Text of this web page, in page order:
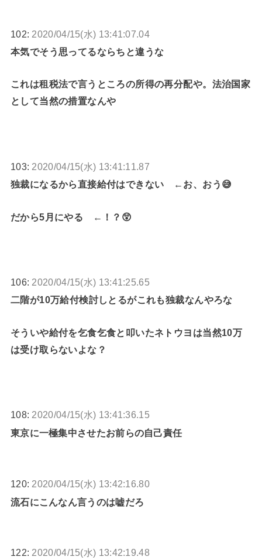
102: 2020/04/15(水) 13:41:07.04
本気でそう思ってるならちと違うな
これは租税法で言うところの所得の再分配や。法治国家
として当然の措置なんや
103: 2020/04/15(水) 13:41:11.87
独裁になるから直接給付はできない ←お、おう😅
だから5月にやる ←！？😲
106: 2020/04/15(水) 13:41:25.65
二階が10万給付検討しとるがこれも独裁なんやろな
そういや給付を乞食乞食と叩いたネトウヨは当然10万
は受け取らないよな？
108: 2020/04/15(水) 13:41:36.15
東京に一極集中させたお前らの自己責任
120: 2020/04/15(水) 13:42:16.80
流石にこんなん言うのは嘘だろ
122: 2020/04/15(水) 13:42:19.48